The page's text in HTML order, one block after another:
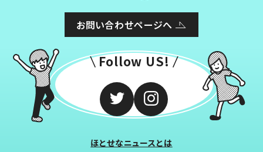
お問い合わせページへ
Follow US!
ほとせなニュースとは